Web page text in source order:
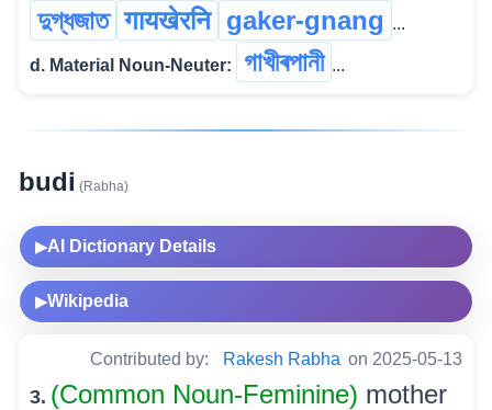
দুগ্ধজাত गायखेरनि gaker-gnang ...
d. Material Noun-Neuter: গাখীৰপানী ...
budi (Rabha)
▶AI Dictionary Details
▶Wikipedia
Contributed by: Rakesh Rabha on 2025-05-13
3. (Common Noun-Feminine) mother